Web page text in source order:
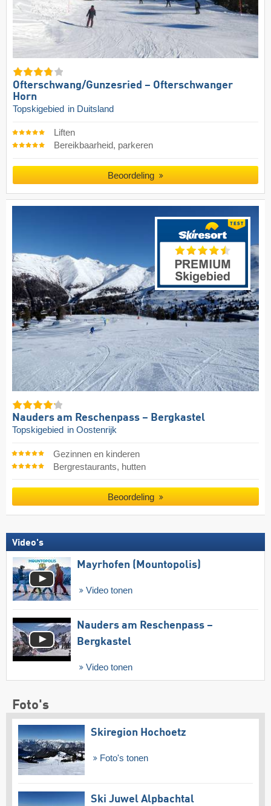
Ofterschwang/​Gunzesried – Ofterschwanger
Horn
Topskigebied in Duitsland
Liften
Bereikbaarheid, parkeren
Beoordeling
Nauders am Reschenpass – Bergkastel
Topskigebied in Oostenrijk
Gezinnen en kinderen
Bergrestaurants, hutten
Beoordeling
Video's
Mayrhofen (Mountopolis)
Video tonen
Nauders am Reschenpass –
Bergkastel
Video tonen
Foto's
Skiregion Hochoetz
Foto's tonen
Ski Juwel Alpbachtal